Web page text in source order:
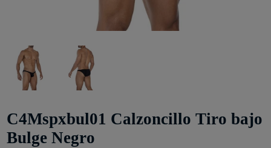
C4Mspxbul01 Calzoncillo Tiro bajo
Bulge Negro